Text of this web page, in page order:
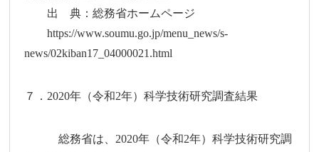
出 典：総務省ホームページ
https://www.soumu.go.jp/menu_news/s-
news/02kiban17_04000021.html
７．2020年（令和2年）科学技術研究調査結果
総務省は、2020年（令和2年）科学技術研究調